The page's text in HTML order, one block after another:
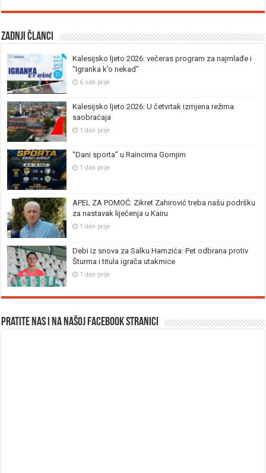
Zadnji članci
Kalesijsko ljeto 2026: večeras program za najmlađe i
“Igranka k’o nekad”
6 sati prije
Kalesijsko ljeto 2026: U četvrtak izmjena režima
saobraćaja
1 dan prije
“Dani sporta” u Raincima Gornjim
1 dan prije
APEL ZA POMOĆ: Zikret Zahirović treba našu podršku
za nastavak liječenja u Kairu
1 dan prije
Debi iz snova za Salku Hamzića: Pet odbrana protiv
Šturma i titula igrača utakmice
1 dan prije
Pratite nas i na našoj facebook stranici